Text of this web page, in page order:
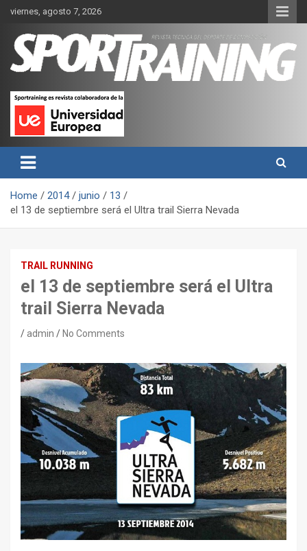
Skip
content
viernes, agosto 7, 2026
Revista técnica del deporte
Sport Training
rendimiento, nutrición y entrenamiento.
Home 2014 junio
13
el 13 de septiembre será el Ultra trail Sierra Nevada
TRAIL RUNNING
el 13 de septiembre será el Ultra
trail Sierra Nevada
admin No Comments